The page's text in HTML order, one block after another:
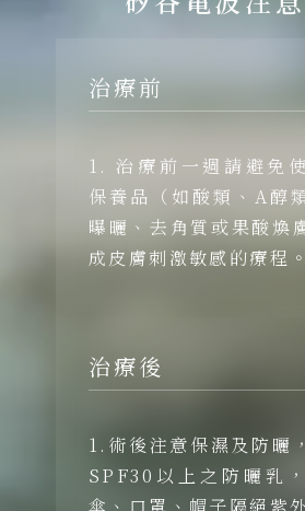
治療前
1. 治療前一週請避免
保養品（如酸類、A醇
曝曬、去角質或果酸煥
成皮膚刺激敏感的療程。
治療後
1.術後注意保濕及防曬
SPF30以上之防曬乳